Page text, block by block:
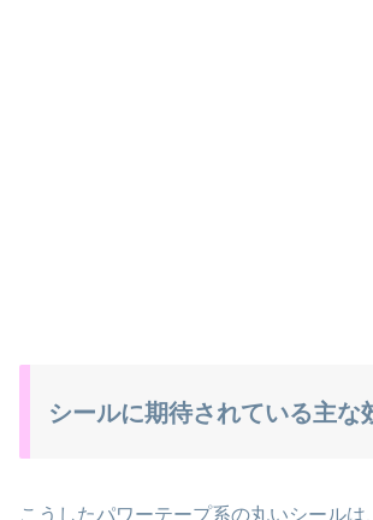
シールに期待されている主な
こうしたパワーテープ系の丸いシール